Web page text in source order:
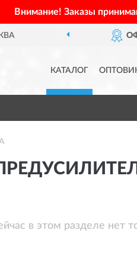
Внимание! Заказы
КАТАЛОГ
в этом разделе нет